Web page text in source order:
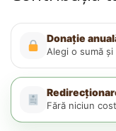
Donație
Alegi o sumă
Fără niciun